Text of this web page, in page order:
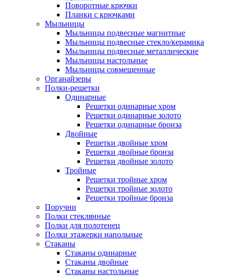
Поворотные крючки
Планки с крючками
Мыльницы
Мыльницы подвесные магнитные
Мыльницы подвесные стекло/керамика
Мыльницы подвесные металлические
Мыльницы настольные
Мыльницы совмещенные
Органайзеры
Полки-решетки
Одинарные
Решетки одинарные хром
Решетки одинарные золото
Решетки одинарные бронза
Двойные
Решетки двойные хром
Решетки двойные бронза
Решетки двойные золото
Тройные
Решетки тройные хром
Решетки тройные золото
Решетки тройные бронза
Поручни
Полки стеклянные
Полки для полотенец
Полки этажерки напольные
Стаканы
Стаканы одинарные
Стаканы двойные
Стаканы настольные